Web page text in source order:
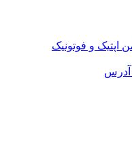
و فوتونیک